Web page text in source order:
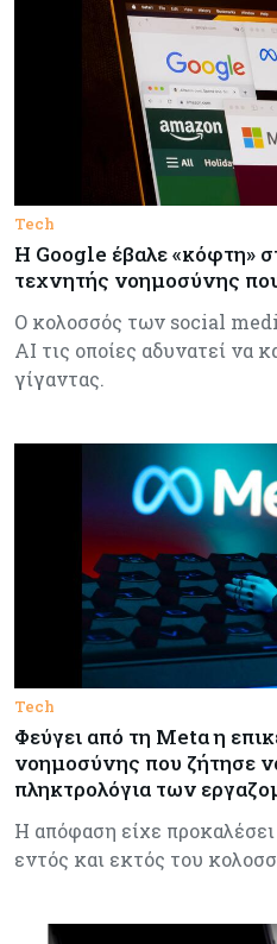
Tech
Η Google έβαλε «κόφτη»
τεχνητής νοημοσύνης
Ο κολοσσός των social
ΑΙ τις οποίες αδυνατεί να
γίγαντας.
Tech
Φεύγει από τη Metα η
νοημοσύνης που ζήτησε
πληκτρολόγια των
Η απόφαση είχε
εντός και εκτός του